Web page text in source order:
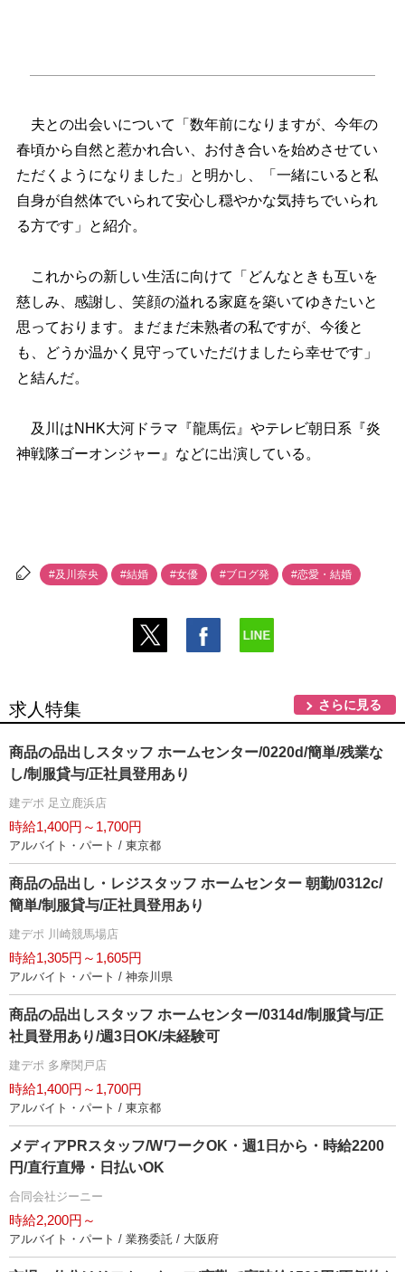
夫との出会いについて「数年前になりますが、今年の
春頃から自然と惹かれ合い、お付き合いを始めさせてい
ただくようになりました」と明かし、「一緒にいると私
自身が自然体でいられて安心し穏やかな気持ちでいられ
る方です」と紹介。
これからの新しい生活に向けて「どんなときも互いを
慈しみ、感謝し、笑顔の溢れる家庭を築いてゆきたいと
思っております。まだまだ未熟者の私ですが、今後と
も、どうか温かく見守っていただけましたら幸せです」
と結んだ。
及川はNHK大河ドラマ『龍馬伝』やテレビ朝日系『炎
神戦隊ゴーオンジャー』などに出演している。
#及川奈央 #結婚 #女優 #ブログ発 #恋愛・結婚
求人特集 さらに見る
商品の品出しスタッフ ホームセンター/0220d/簡単/残業な
し/制服貸与/正社員登用あり
建デポ 足立鹿浜店
時給1,400円～1,700円
アルバイト・パート / 東京都
商品の品出し・レジスタッフ ホームセンター 朝勤/0312c/
簡単/制服貸与/正社員登用あり
建デポ 川崎競馬場店
時給1,305円～1,605円
アルバイト・パート / 神奈川県
商品の品出しスタッフ ホームセンター/0314d/制服貸与/正
社員登用あり/週3日OK/未経験可
建デポ 多摩関戸店
時給1,400円～1,700円
アルバイト・パート / 東京都
メディアPRスタッフ/WワークOK・週1日から・時給2200
円/直行直帰・日払いOK
合同会社ジーニー
時給2,200円～
アルバイト・パート / 業務委託 / 大阪府